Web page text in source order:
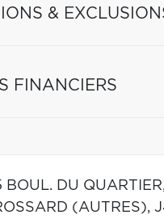
&
FINANCIERS
BOUL. DU
(AUTRES),